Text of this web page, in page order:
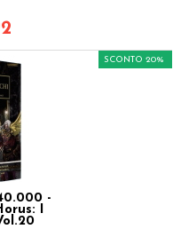
-
I
SCONTO 20%